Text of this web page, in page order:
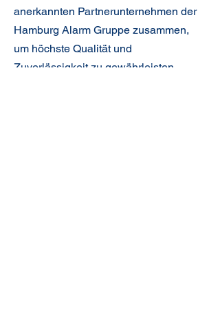
anerkannten Partnerunternehmen der
Hamburg Alarm Gruppe zusammen,
um höchste Qualität und
Zuverlässigkeit zu gewährleisten.